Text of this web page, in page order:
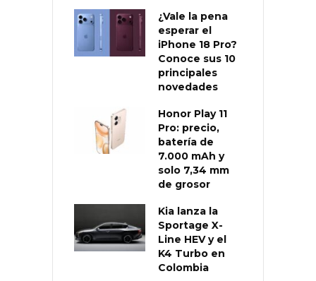
¿Vale la pena
esperar el
iPhone 18 Pro?
Conoce sus 10
principales
novedades
Honor Play 11
Pro: precio,
batería de
7.000 mAh y
solo 7,34 mm
de grosor
Kia lanza la
Sportage X-
Line HEV y el
K4 Turbo en
Colombia